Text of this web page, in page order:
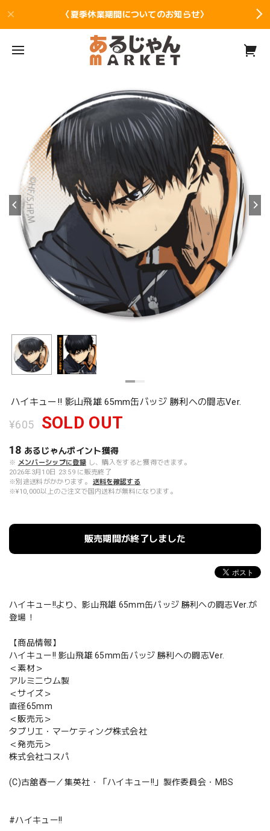
〈夏季休業期間についてのお知らせ〉
ハイキュー!! 影山飛雄 65mm缶バッジ 勝利への闘志Ver.
¥605 SOLD OUT
18 あるじゃんポイント獲得
※ メンバーシップに登録 し、購入をすると獲得できます。
2026年3月10日 23:59 に販売終了
※別途送料がかかります。
送料を確認する
※¥10,000以上のご注文で国内送料が無料になります。
販売期間が終了しました
ハイキュー!!より、影山飛雄 65mm缶バッジ 勝利への闘志Ver.が
登場！
【商品情報】
ハイキュー!! 影山飛雄 65mm缶バッジ 勝利への闘志Ver.
＜素材＞
アルミニウム製
＜サイズ＞
直径65mm
＜販売元＞
タブリエ・マーケティング株式会社
＜発売元＞
株式会社コスパ
(C)古舘春一／集英社・「ハイキュー!!」製作委員会・MBS
#ハイキュー!!